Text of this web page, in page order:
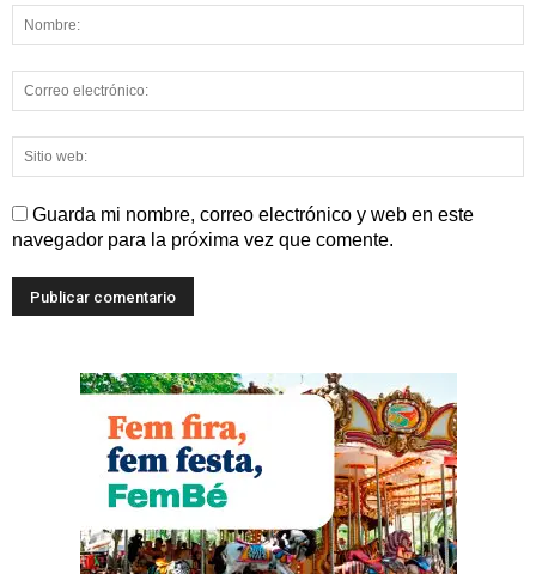
Guarda mi nombre, correo electrónico y web en este
navegador para la próxima vez que comente.